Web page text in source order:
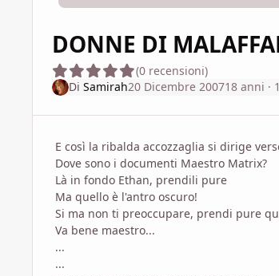
DONNE DI
(0 recensioni)
Di Samirah20 Dicembre 200718 anni ·
E così la ribalda accozzaglia si dirige
Dove sono i documenti Maestro Matrix?
Là in fondo Ethan, prendili pure
Ma quello è l'antro oscuro!
Si ma non ti preoccupare, prendi pure
Va bene maestro...
...
...